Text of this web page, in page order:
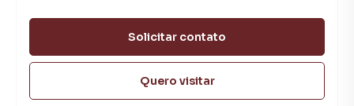
Solicitar contato
Quero visitar